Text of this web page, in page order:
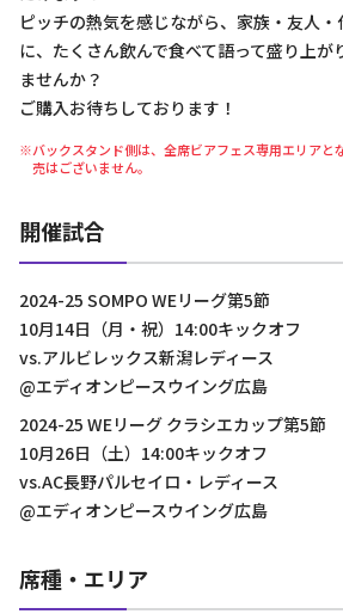
ピッチの熱気を感じながら、家族・友人
に、たくさん飲んで食べて語って盛り上が
ませんか？
ご購入お待ちしております！
※バックスタンド側は、全席ビアフェス専用エリアと
売はございません。
開催試合
2024-25 SOMPO WEリーグ第5節
10月14日（月・祝）14:00キックオフ
vs.アルビレックス新潟レディース
@エディオンピースウイング広島
2024-25 WEリーグ クラシエカップ第5節
10月26日（土）14:00キックオフ
vs.AC長野パルセイロ・レディース
@エディオンピースウイング広島
席種・エリア